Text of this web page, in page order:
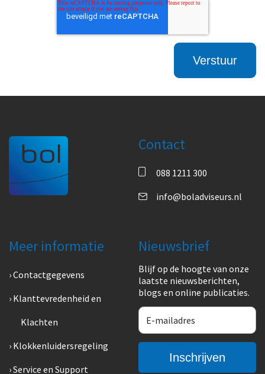
Contact
088 1211 300
info@boladviseurs.nl
Meer informatie
Contactgegevens
Klanttevredenheid en
Klachten
Klokkenluidersregeling
Service en Support
Nieuwsbrief
Blijf op de hoogte van onze
laatste nieuwsberichten,
blogs en online publicaties.